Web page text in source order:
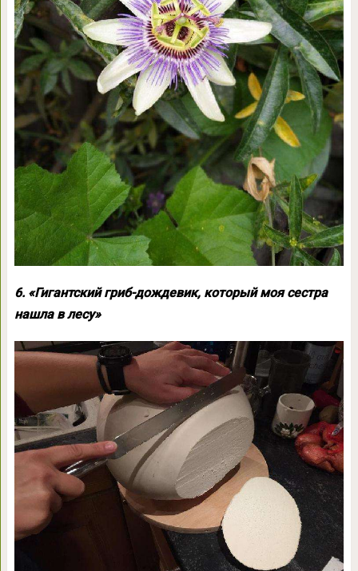
6. «Гигантский гриб-дождевик, который моя сестра
нашла в лесу»